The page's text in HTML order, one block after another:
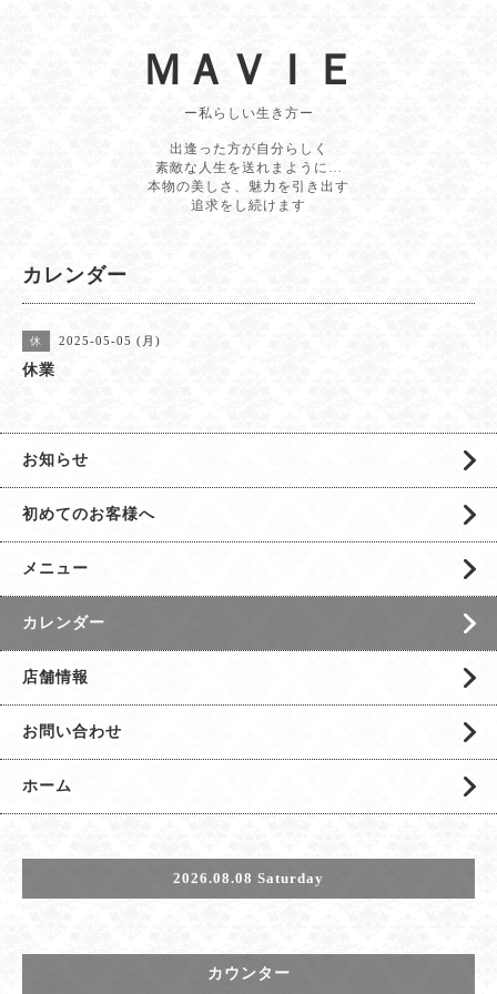
ＭＡＶＩＥ
ー私らしい生き方ー
出逢った方が自分らしく
素敵な人生を送れまように…
本物の美しさ、魅力を引き出す
追求をし続けます
カレンダー
休 2025-05-05 (月)
休業
お知らせ
初めてのお客様へ
メニュー
カレンダー
店舗情報
お問い合わせ
ホーム
2026.08.08 Saturday
カウンター